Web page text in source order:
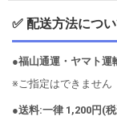
✅ 配送方法につ
●福山通運・ヤマト運
※ご指定はできません
●送料:一律 1,200円(